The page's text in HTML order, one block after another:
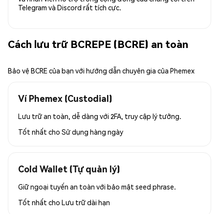
Telegram và Discord rất tích cực.
Cách lưu trữ BCREPE (BCRE) an toàn
Bảo vệ BCRE của bạn với hướng dẫn chuyên gia của Phemex
Ví Phemex (Custodial)
Lưu trữ an toàn, dễ dàng với 2FA, truy cập lý tưởng.
Tốt nhất cho Sử dụng hàng ngày
Cold Wallet (Tự quản lý)
Giữ ngoại tuyến an toàn với bảo mật seed phrase.
Tốt nhất cho Lưu trữ dài hạn